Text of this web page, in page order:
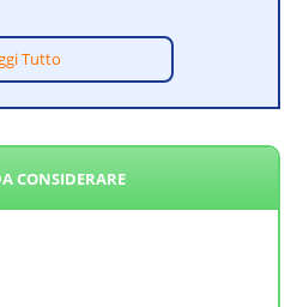
Tutto
CONSIDERARE